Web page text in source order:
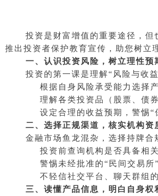
投资是财富增值的重要途径，但
推出投资者保护教育宣传，助您树立
一、认识投资风险，树立理性预
投资的第一课是理解“风险与收
根据自身风险承受能力选择
理解各类投资品（股票、债
设定合理的收益预期，警惕“
二、选择正规渠道，核实机构资
金融市场鱼龙混杂，选择持牌合
投资前查询机构是否具备相
警惕未经批准的“民间交易所
不轻信社交平台、聊天群组
三、读懂产品信息，明白自身权